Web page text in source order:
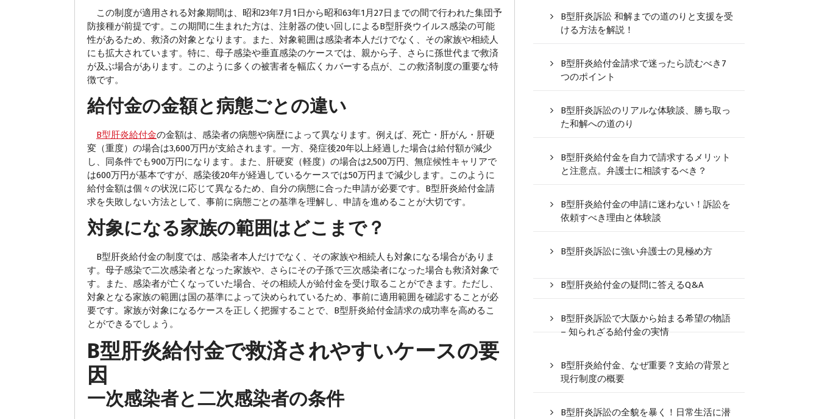
この制度が適用される対象期間は、昭和23年7月1日から昭和63年1月27日までの間で行われた集団予
防接種が前提です。この期間に生まれた方は、注射器の使い回しによるB型肝炎ウイルス感染の可能
性があるため、救済の対象となります。また、対象範囲は感染者本人だけでなく、その家族や相続人
にも拡大されています。特に、母子感染や垂直感染のケースでは、親から子、さらに孫世代まで救済
が及ぶ場合があります。このように多くの被害者を幅広くカバーする点が、この救済制度の重要な特
徴です。
給付金の金額と病態ごとの違い
B型肝炎給付金の金額は、感染者の病態や病歴によって異なります。例えば、死亡・肝がん・肝硬
変（重度）の場合は3,600万円が支給されます。一方、発症後20年以上経過した場合は給付額が減少
し、同条件でも900万円になります。また、肝硬変（軽度）の場合は2,500万円、無症候性キャリアで
は600万円が基本ですが、感染後20年が経過しているケースでは50万円まで減少します。このように
給付金額は個々の状況に応じて異なるため、自分の病態に合った申請が必要です。B型肝炎給付金請
求を失敗しない方法として、事前に病態ごとの基準を理解し、申請を進めることが大切です。
対象になる家族の範囲はどこまで？
B型肝炎給付金の制度では、感染者本人だけでなく、その家族や相続人も対象になる場合がありま
す。母子感染で二次感染者となった家族や、さらにその子孫で三次感染者になった場合も救済対象で
す。また、感染者が亡くなっていた場合、その相続人が給付金を受け取ることができます。ただし、
対象となる家族の範囲は国の基準によって決められているため、事前に適用範囲を確認することが必
要です。家族が対象になるケースを正しく把握することで、B型肝炎給付金請求の成功率を高めるこ
とができるでしょう。
B型肝炎給付金で救済されやすいケースの要
因
一次感染者と二次感染者の条件
B型肝炎訴訟 和解までの道のりと支援を受
ける方法を解説！
B型肝炎給付金請求で迷ったら読むべき7
つのポイント
B型肝炎訴訟のリアルな体験談、勝ち取っ
た和解への道のり
B型肝炎給付金を自力で請求するメリット
と注意点。弁護士に相談するべき？
B型肝炎給付金の申請に迷わない！訴訟を
依頼すべき理由と体験談
B型肝炎訴訟に強い弁護士の見極め方
B型肝炎給付金の疑問に答えるQ&A
B型肝炎訴訟で大阪から始まる希望の物語
– 知られざる給付金の実情
B型肝炎給付金、なぜ重要？支給の背景と
現行制度の概要
B型肝炎訴訟の全貌を暴く！日常生活に潜